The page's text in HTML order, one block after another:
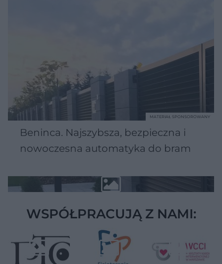
Beninca. Najszybsza, bezpieczna i
nowoczesna automatyka do bram
MATERIAŁ SPONSOROWANY
WSPÓŁPRACUJĄ Z NAMI: